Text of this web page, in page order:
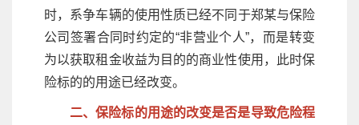
时，系争车辆的使用性质已经不同于郑某与保险
公司签署合同时约定的“非营业个人”，而是转变
为以获取租金收益为目的的商业性使用，此时保
险标的的用途已经改变。
二、保险标的用途的改变是否是导致危险程